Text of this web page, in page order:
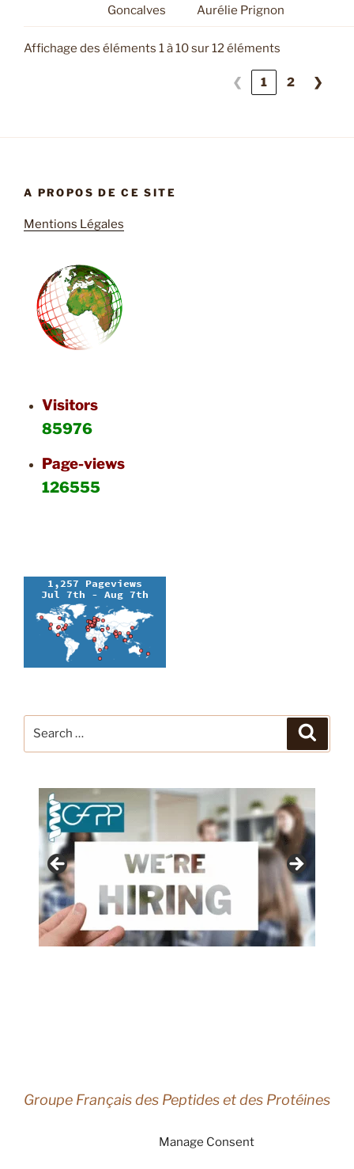
Manage Consent
Goncalves
Aurélie Prignon
Affichage des éléments 1 à 10 sur 12 éléments
❮ 1 2 ❯
A PROPOS DE CE SITE
Mentions Légales
Visitors
85976
Page-views
126555
Groupe Français des Peptides et des Protéines